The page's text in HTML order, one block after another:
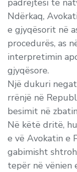
padrejtësi të
Ndërkaq,
e gjyqësorit në
procedurës, as
interpretimin
gjyqësore.
Një dukuri
rrënjë në
besimit në
Në këtë dritë,
e vë Avokatin e
gabimisht
tepër në vënien